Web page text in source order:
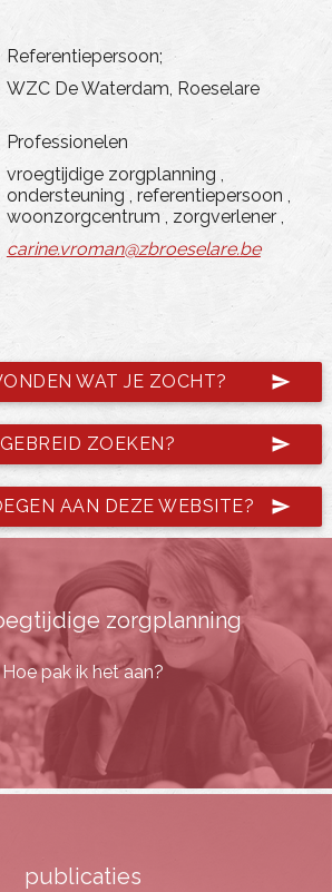
Referentiepersoon;
WZC De Waterdam, Roeselare
Professionelen
vroegtijdige zorgplanning
ondersteuning
referentiepersoon
woonzorgcentrum
zorgverlener,
carine.vroman@zbroeselare.be
WAT JE ZOCHT? send
ZOEKEN? send
AAN DEZE WEBSITE? send
zorgplanning
Hoe pak ik het aan?
publicaties